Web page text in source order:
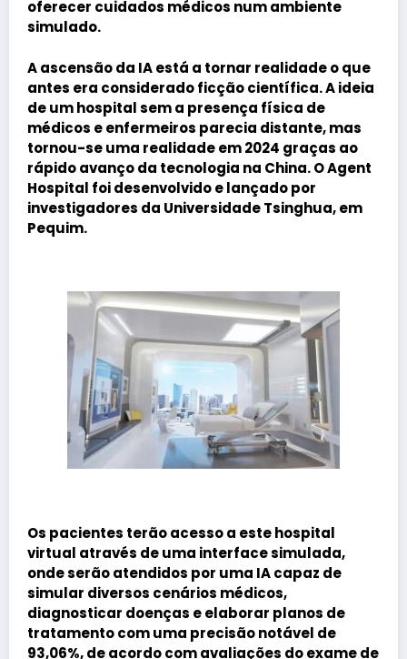
oferecer cuidados médicos num ambiente
simulado.
A ascensão da IA está a tornar realidade o que
antes era considerado ficção científica. A ideia
de um hospital sem a presença física de
médicos e enfermeiros parecia distante, mas
tornou-se uma realidade em 2024 graças ao
rápido avanço da tecnologia na China. O Agent
Hospital foi desenvolvido e lançado por
investigadores da Universidade Tsinghua, em
Pequim.
Os pacientes terão acesso a este hospital
virtual através de uma interface simulada,
onde serão atendidos por uma IA capaz de
simular diversos cenários médicos,
diagnosticar doenças e elaborar planos de
tratamento com uma precisão notável de
93,06%, de acordo com avaliações do exame de